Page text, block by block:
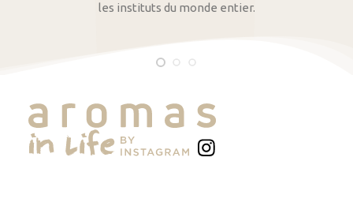
les instituts du monde entier.